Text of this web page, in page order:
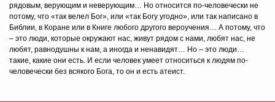
рядовым, верующим и неверующим… Но относится по-человечески не
потому, что «так велел Бог», или «так Богу угодно», или так написано в
Библии, в Коране или в Книге любого другого вероучения… А потому, что
– это люди, которые окружают нас, живут рядом с нами, любят нас, не
любят, равнодушны к нам, а иногда и ненавидят… Но – это люди…
такие, какие они есть. И если человек умеет относиться к людям по-
человечески без всякого Бога, то он и есть атеист.